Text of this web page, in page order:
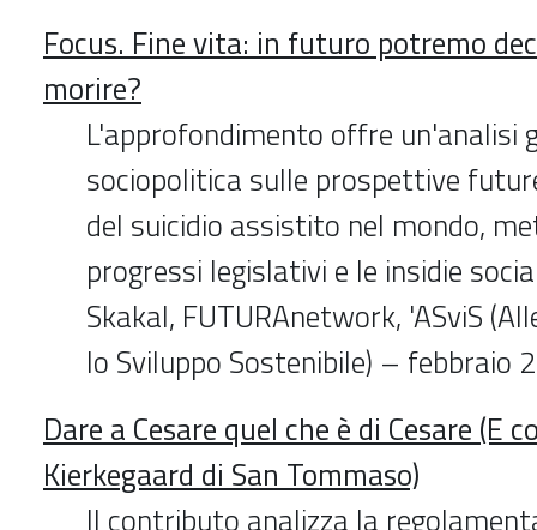
Focus. Fine vita: in futuro potremo
morire?
L'approfondimento offre un'analisi
sociopolitica sulle prospettive
del suicidio assistito nel mondo,
progressi legislativi e le insidie
Skakal, FUTURAnetwork, 'ASviS
lo Sviluppo Sostenibile) – febbraio
Dare a Cesare quel che è di Cesare (E
Kierkegaard di San Tommaso)
Il contributo analizza la